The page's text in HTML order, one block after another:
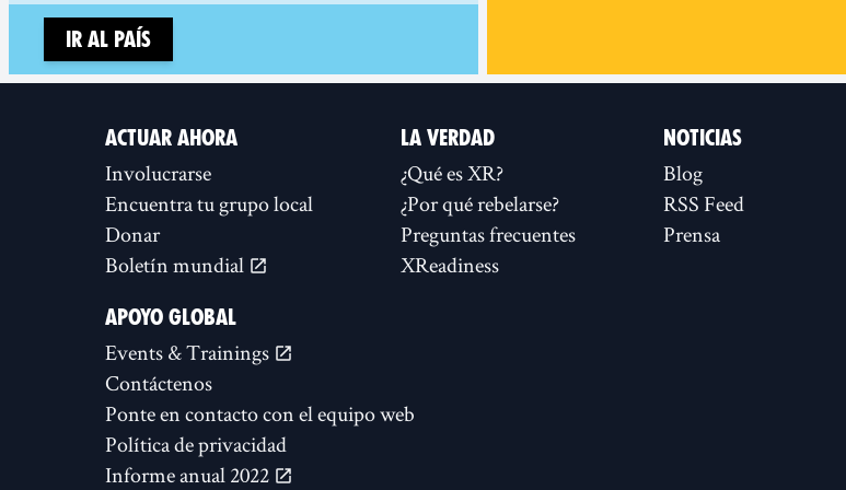
Ir al país
ACTUAR AHORA
Involucrarse
Encuentra tu grupo local
Donar
Boletín mundial
LA VERDAD
¿Qué es XR?
¿Por qué rebelarse?
Preguntas frecuentes
XReadiness
NOTICIAS
Blog
RSS Feed
Prensa
APOYO GLOBAL
Events & Trainings
Contáctenos
Ponte en contacto con el equipo web
Política de privacidad
Informe anual 2022